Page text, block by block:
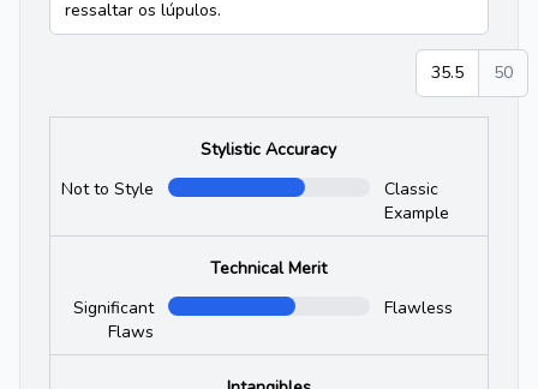
ressaltar os lúpulos.
35.5 50
Stylistic Accuracy
Not to Style
Classic
Example
Technical Merit
Significant
Flaws
Flawless